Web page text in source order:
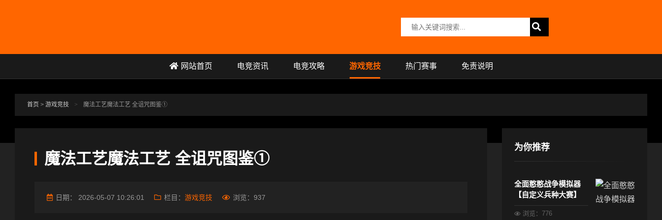
搜索关键词
网站首页 电竞资讯 电竞攻略 游戏竞技 热门赛事 免责说明
首页 > 游戏竞技 > 魔法工艺魔法工艺 全诅咒图鉴①
魔法工艺魔法工艺 全诅咒图鉴①
日期： 2026-05-07 10:26:01 栏目： 游戏竞技 浏览： 937
为你推荐
全面憨憨战争模拟器
【自定义兵种大赛】
浏览：776